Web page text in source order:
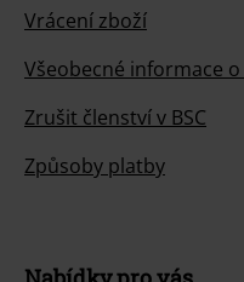
Vrácení zboží
Všeobecné informace
Zrušit členství v BSC
Způsoby platby